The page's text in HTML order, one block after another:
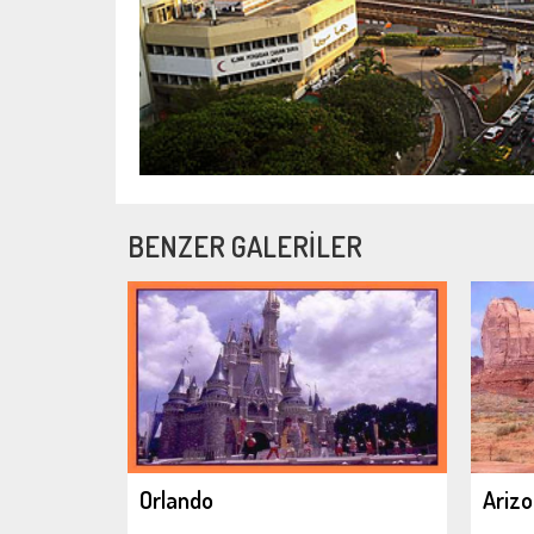
BENZER GALERİLER
Orlando